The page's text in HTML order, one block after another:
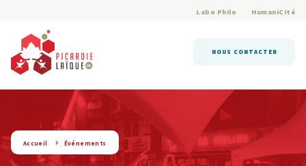
Labo Philo HumaniCité
NOUS CONTACTER
string(9) « evenement »
Accueil Événements